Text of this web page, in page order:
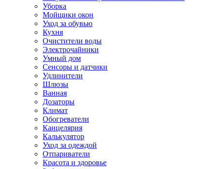
Уборка
Мойщики окон
Уход за обувью
Кухня
Очистители воды
Электрочайники
Умный дом
Сенсоры и датчики
Удлинители
Шлюзы
Ванная
Дозаторы
Климат
Обогреватели
Канцелярия
Калькулятор
Уход за одеждой
Отпариватели
Красота и здоровье